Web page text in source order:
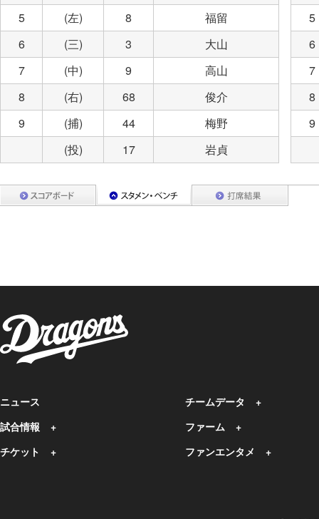
5
(左) 8
福留
6
(三) 3
大山
7
(中) 9
高山
8
(右) 68
俊介
9
(捕) 44
梅野
(投)
17 岩貞
5
6
7
8
9
ニュース
試合情報
チケット
チームデータ
ファーム
ファンエンタメ